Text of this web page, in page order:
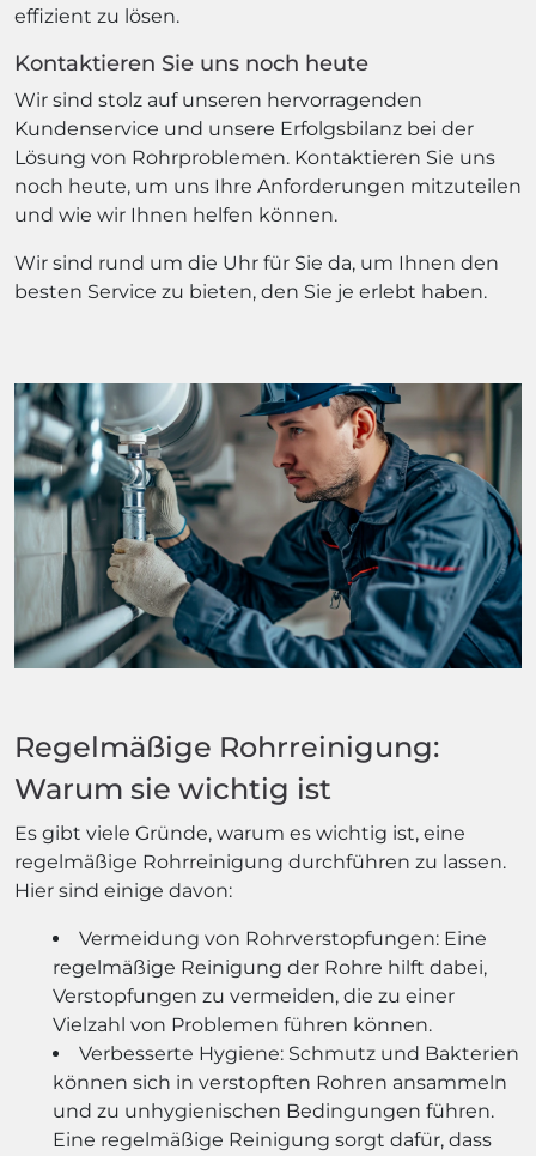
effizient zu lösen.
Kontaktieren Sie uns noch heute
Wir sind stolz auf unseren hervorragenden
Kundenservice und unsere Erfolgsbilanz bei der
Lösung von Rohrproblemen. Kontaktieren Sie uns
noch heute, um uns Ihre Anforderungen mitzuteilen
und wie wir Ihnen helfen können.
Wir sind rund um die Uhr für Sie da, um Ihnen den
besten Service zu bieten, den Sie je erlebt haben.
Regelmäßige Rohrreinigung:
Warum sie wichtig ist
Es gibt viele Gründe, warum es wichtig ist, eine
regelmäßige Rohrreinigung durchführen zu lassen.
Hier sind einige davon:
Vermeidung von Rohrverstopfungen: Eine
regelmäßige Reinigung der Rohre hilft dabei,
Verstopfungen zu vermeiden, die zu einer
Vielzahl von Problemen führen können.
Verbesserte Hygiene: Schmutz und Bakterien
können sich in verstopften Rohren ansammeln
und zu unhygienischen Bedingungen führen.
Eine regelmäßige Reinigung sorgt dafür, dass